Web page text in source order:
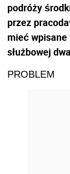
podróży
przez
mieć
służbowej
PROBLEM